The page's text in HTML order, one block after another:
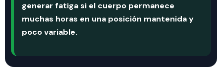
generar fatiga si el cuerpo permanece
muchas horas en una posición mantenida y
poco variable.